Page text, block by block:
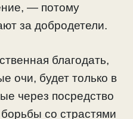
— потому
за добродетели.
благодать,
очи, будет только в
через посредство
со страстями